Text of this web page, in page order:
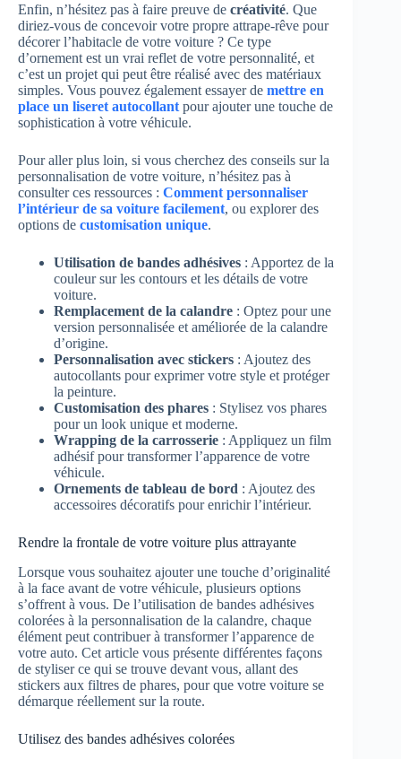
Enfin, n’hésitez pas à faire preuve de créativité. Que
diriez-vous de concevoir votre propre attrape-rêve pour
décorer l’habitacle de votre voiture ? Ce type
d’ornement est un vrai reflet de votre personnalité, et
c’est un projet qui peut être réalisé avec des matériaux
simples. Vous pouvez également essayer de mettre en
place un liseret autocollant pour ajouter une touche de
sophistication à votre véhicule.
Pour aller plus loin, si vous cherchez des conseils sur la
personnalisation de votre voiture, n’hésitez pas à
consulter ces ressources : Comment personnaliser
l’intérieur de sa voiture facilement, ou explorer des
options de customisation unique.
Utilisation de bandes adhésives : Apportez de la
couleur sur les contours et les détails de votre
voiture.
Remplacement de la calandre : Optez pour une
version personnalisée et améliorée de la calandre
d’origine.
Personnalisation avec stickers : Ajoutez des
autocollants pour exprimer votre style et protéger
la peinture.
Customisation des phares : Stylisez vos phares
pour un look unique et moderne.
Wrapping de la carrosserie : Appliquez un film
adhésif pour transformer l’apparence de votre
véhicule.
Ornements de tableau de bord : Ajoutez des
accessoires décoratifs pour enrichir l’intérieur.
Rendre la frontale de votre voiture plus attrayante
Lorsque vous souhaitez ajouter une touche d’originalité
à la face avant de votre véhicule, plusieurs options
s’offrent à vous. De l’utilisation de bandes adhésives
colorées à la personnalisation de la calandre, chaque
élément peut contribuer à transformer l’apparence de
votre auto. Cet article vous présente différentes façons
de styliser ce qui se trouve devant vous, allant des
stickers aux filtres de phares, pour que votre voiture se
démarque réellement sur la route.
Utilisez des bandes adhésives colorées